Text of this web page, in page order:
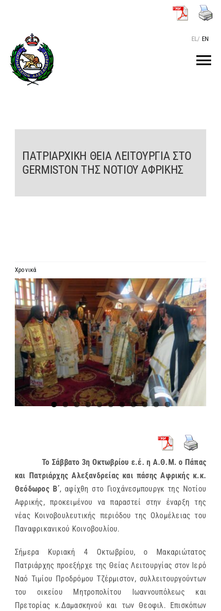
περιεχόμενο
EL/ EN
O ΠΑΤΡΙΑΡΧΗΣ
ΤΟ ΠΑΤΡΙΑΡΧΕΙΟ
KEIMENA
MEDIA
ΕΝΗΜΕΡΩΣΗ
ΣΥΝΔΕΣΕΙΣ
ΠΑΤΡΙΑΡΧΙΚΗ ΘΕΙΑ ΛΕΙΤΟΥΡΓΙΑ ΣΤΟ
GERMISTON ΤΗΣ ΝΟΤΙΟΥ ΑΦΡΙΚΗΣ
Χρονικά
Προβολή
μεγαλύτερης
εικόνας
Το Σάββατο 3η Οκτωβρίου ε.έ. η Α.Θ.Μ. ο Πάπας
και Πατριάρχης Αλεξανδρείας και πάσης Αφρικής κ.κ.
Θεόδωρος Β΄, αφίχθη στο Γιοχάνεσμπουργκ της Νοτίου
Αφρικής, προκειμένου να παραστεί στην έναρξη της
νέας Κοινοβουλευτικής περιόδου της Ολομέλειας του
Παναφρικανικού Κοινοβουλίου.
Σήμερα Κυριακή 4 Οκτωβρίου, ο Μακαριώτατος
Πατριάρχης προεξήρχε της Θείας Λειτουργίας στον Ιερό
Ναό Τιμίου Προδρόμου Τζέρμιστον, συλλειτουργούντων
του οικείου Μητροπολίτου Ιωαννουπόλεως και
Πρετορίας κ.Δαμασκηνού και των Θεοφιλ. Επισκόπων